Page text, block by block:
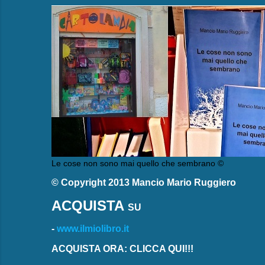
Le cose non sono mai quello che sembrano ©
© Copyright 2013 Mancio Mario Ruggiero
ACQUISTA SU
- www.ilmiolibro.it
ACQUISTA ORA: CLICCA QUI!!!